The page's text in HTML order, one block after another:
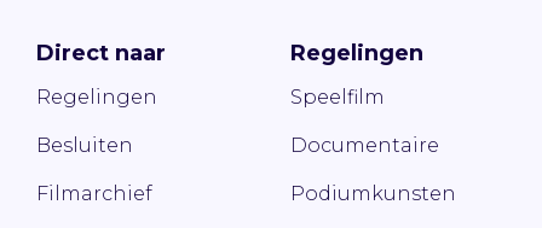
Direct naar
Regelingen
Besluiten
Filmarchief
Regelingen
Speelfilm
Documentaire
Podiumkunsten